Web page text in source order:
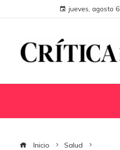
jueves, agosto 6
Inicio
Salud